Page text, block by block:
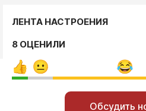
ЛЕНТА НАСТРОЕНИЯ
8 ОЦЕНИЛИ
Обсудить